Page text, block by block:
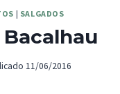
| SALGADOS
11/06/2016